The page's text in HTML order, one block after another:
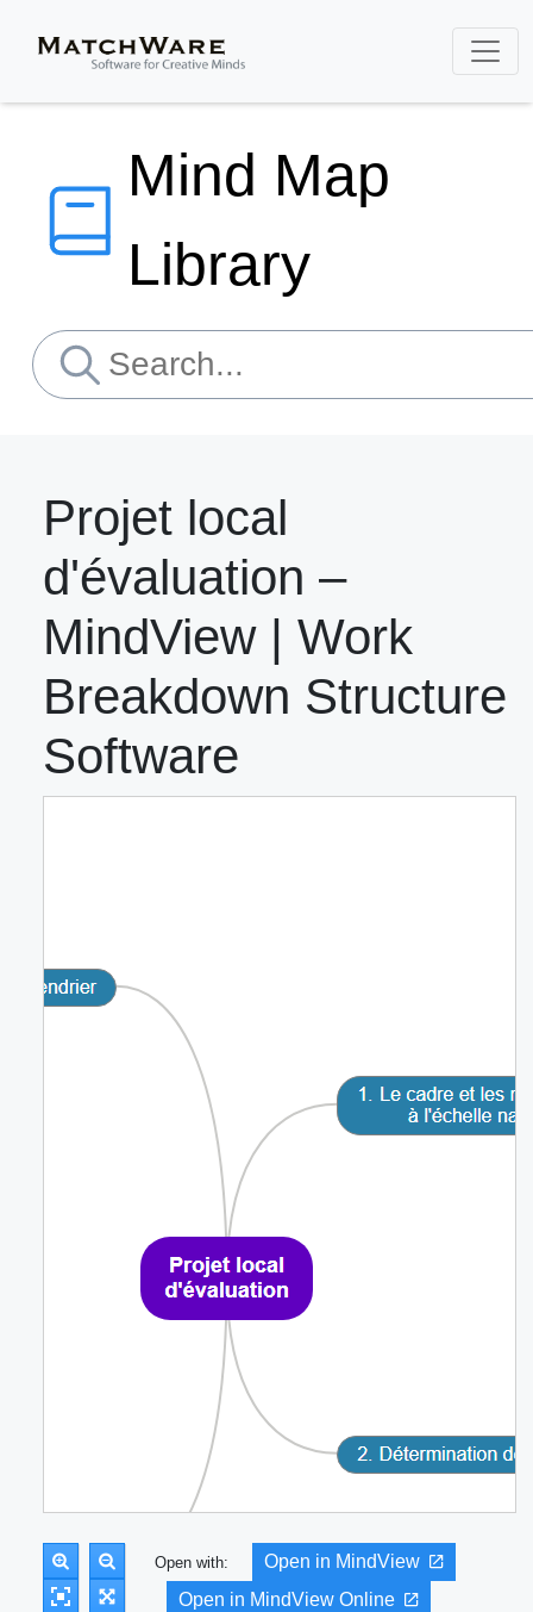
Mind Map
Library
Projet local
d'évaluation –
MindView | Work
Breakdown Structure
Software
Open with:
Open in MindView
Open in MindView Online